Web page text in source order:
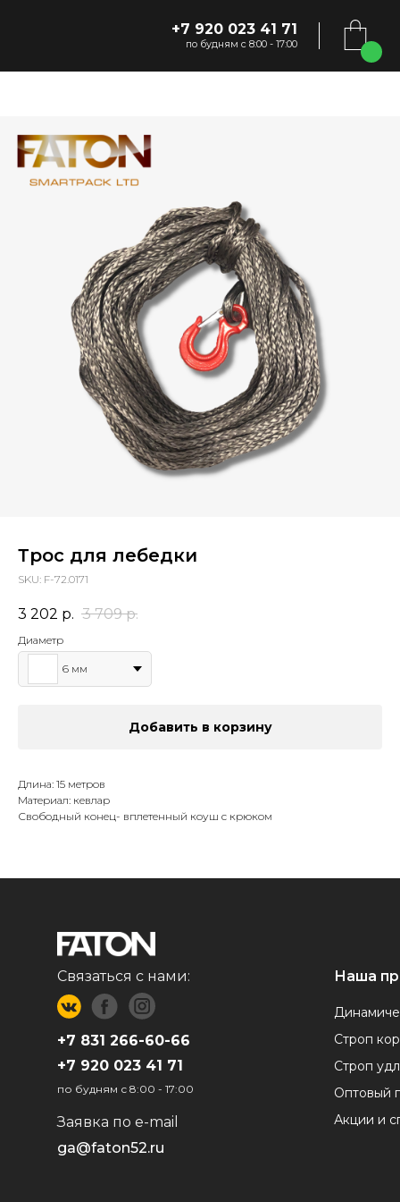
+7 920 023 41 71
по будням с 8:00 - 17:00
Трос для лебедки
SKU: F-72.0171
3 202 р. 3 709 р.
Диаметр
6 мм
Добавить в корзину
Длина: 15 метров
Материал: кевлар
Свободный конец- вплетенный коуш с крюком
+7 831 266-60-66
Наша
Связаться с нами:
+7 920 023 41 71
по будням с 8:00 - 17:00
Заявка по e-mail
ga@faton52.ru
Строп
Строп
Оптовый
Акции и